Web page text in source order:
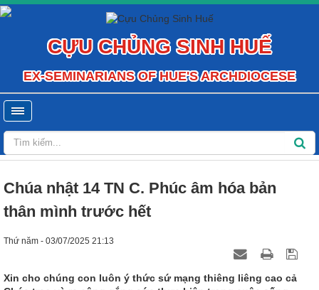
CỰU CHỦNG SINH HUẾ
EX-SEMINARIANS OF HUE'S ARCHDIOCESE
Chúa nhật 14 TN C. Phúc âm hóa bản
thân mình trước hết
Thứ năm - 03/07/2025 21:13
Xin cho chúng con luôn ý thức sứ mạng thiêng liêng cao cả